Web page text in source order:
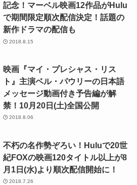
記念！マーベル映画12作品がHulu
で期間限定順次配信決定！話題の
新作ドラマの配信も
2018.8.15
映画『マイ・プレシャス・リス
ト』主演ベル・パウリーの日本語
メッセージ動画付き予告編が解
禁！10月20日(土)全国公開
2018.8.06
不朽の名作勢ぞろい！Huluで20世
紀FOXの映画120タイトル以上が8
月1日(水)より順次配信開始に！
2018.7.26